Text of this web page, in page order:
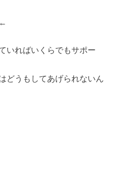
いればいくらでもサポー
どうもしてあげられないん